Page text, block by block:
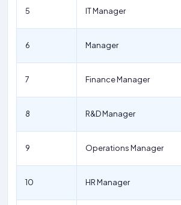
5 IT Manager
6 Manager
7 Finance Manager
8 R&D Manager
9 Operations Manager
10 HR Manager